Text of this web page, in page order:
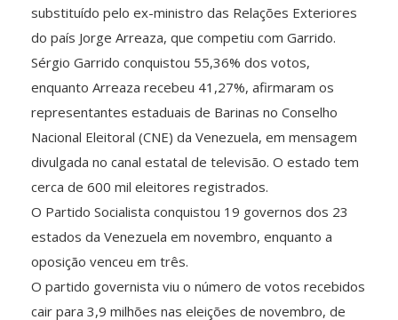
substituído pelo ex-ministro das Relações Exteriores
do país Jorge Arreaza, que competiu com Garrido.
Sérgio Garrido conquistou 55,36% dos votos,
enquanto Arreaza recebeu 41,27%, afirmaram os
representantes estaduais de Barinas no Conselho
Nacional Eleitoral (CNE) da Venezuela, em mensagem
divulgada no canal estatal de televisão. O estado tem
cerca de 600 mil eleitores registrados.
O Partido Socialista conquistou 19 governos dos 23
estados da Venezuela em novembro, enquanto a
oposição venceu em três.
O partido governista viu o número de votos recebidos
cair para 3,9 milhões nas eleições de novembro, de